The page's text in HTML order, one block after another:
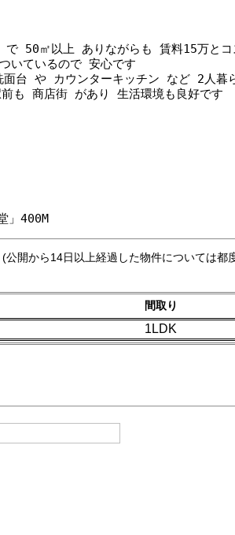
50㎡以上 ありながらも 賃料15万とコ
いているので 安心です
台 や カウンターキッチン など 2人暮
も 商店街 があり 生活環境も良好です
」400M
公開から14日以上経過した物件については都
間取り
1LDK